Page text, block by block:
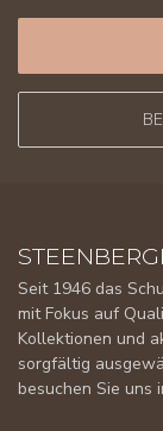
Seit 1946 das
mit Fokus auf
Kollektionen und
sorgfältig
besuchen Sie uns